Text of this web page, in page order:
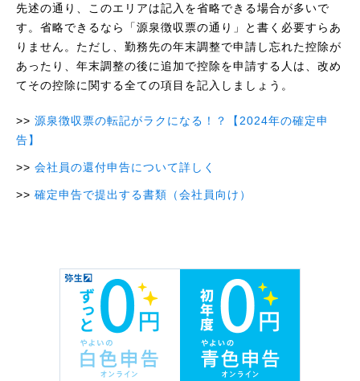
先述の通り、このエリアは記入を省略できる場合が多いで
す。省略できるなら「源泉徴収票の通り」と書く必要すらあ
りません。ただし、勤務先の年末調整で申請し忘れた控除が
あったり、年末調整の後に追加で控除を申請する人は、改め
てその控除に関する全ての項目を記入しましょう。
源泉徴収票の転記がラクになる！？【2024年の確定申
告】
会社員の還付申告について詳しく
確定申告で提出する書類（会社員向け）